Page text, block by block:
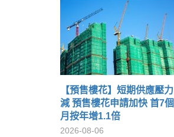
【預售樓花】短期供應壓力
減 預售樓花申請加快 首7個
月按年增1.1倍
2026-08-06